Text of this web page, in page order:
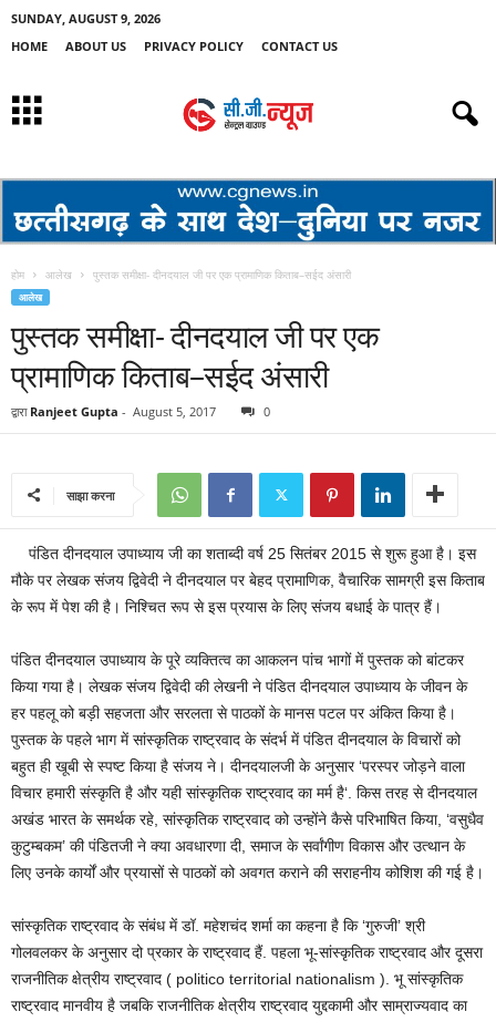
SUNDAY, AUGUST 9, 2026
HOME
ABOUT US PRIVACY POLICY CONTACT US
होम आलेख पुस्तक समीक्षा- दीनदयाल जी पर एक प्रामाणिक किताब–सईद अंसारी
आलेख
पुस्तक समीक्षा- दीनदयाल जी पर एक
प्रामाणिक किताब–सईद अंसारी
द्वारा Ranjeet Gupta - August 5, 2017 0
साझा करना
पंडित दीनदयाल उपाध्याय जी का शताब्दी वर्ष 25 सितंबर 2015 से शुरू हुआ है। इस
मौके पर लेखक संजय द्विवेदी ने दीनदयाल पर बेहद प्रामाणिक, वैचारिक सामग्री इस किताब
के रूप में पेश की है। निश्चित रूप से इस प्रयास के लिए संजय बधाई के पात्र हैं।
पंडित दीनदयाल उपाध्याय के पूरे व्यक्तित्व का आकलन पांच भागों में पुस्तक को बांटकर
किया गया है। लेखक संजय द्विवेदी की लेखनी ने पंडित दीनदयाल उपाध्याय के जीवन के
हर पहलू को बड़ी सहजता और सरलता से पाठकों के मानस पटल पर अंकित किया है।
पुस्तक के पहले भाग में सांस्कृतिक राष्ट्रवाद के संदर्भ में पंडित दीनदयाल के विचारों को
बहुत ही खूबी से स्पष्ट किया है संजय ने। दीनदयालजी के अनुसार ‘परस्पर जोड़ने वाला
विचार हमारी संस्कृति है और यही सांस्कृतिक राष्ट्रवाद का मर्म है‘. किस तरह से दीनदयाल
अखंड भारत के समर्थक रहे, सांस्कृतिक राष्ट्रवाद को उन्होंने कैसे परिभाषित किया, ‘वसुधैव
कुटुम्बकम’ की पंडितजी ने क्या अवधारणा दी, समाज के सर्वांगीण विकास और उत्थान के
लिए उनके कार्यों और प्रयासों से पाठकों को अवगत कराने की सराहनीय कोशिश की गई है।
सांस्कृतिक राष्ट्रवाद के संबंध में डॉ. महेशचंद शर्मा का कहना है कि ‘गुरुजी’ श्री
गोलवलकर के अनुसार दो प्रकार के राष्ट्रवाद हैं. पहला भू-सांस्कृतिक राष्ट्रवाद और दूसरा
राजनीतिक क्षेत्रीय राष्ट्रवाद ( politico territorial nationalism ). भू सांस्कृतिक
राष्ट्रवाद मानवीय है जबकि राजनीतिक क्षेत्रीय राष्ट्रवाद युद्दकामी और साम्राज्यवाद का